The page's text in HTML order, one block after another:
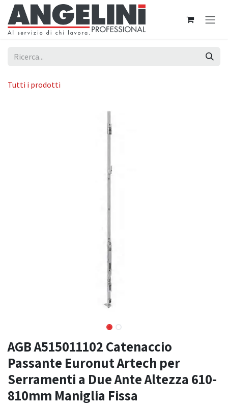
Passa al contenuto
Tutti i prodotti
AGB A515011102 Catenaccio
Passante Euronut Artech per
Serramenti a Due Ante Altezza 610-
810mm Maniglia Fissa